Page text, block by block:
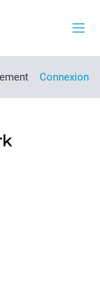
Connexion